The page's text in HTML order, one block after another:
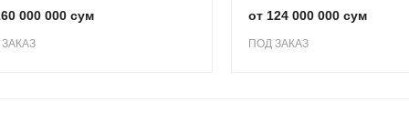
000 000 сум от 124 000 000 сум
ПОД ЗАКАЗ